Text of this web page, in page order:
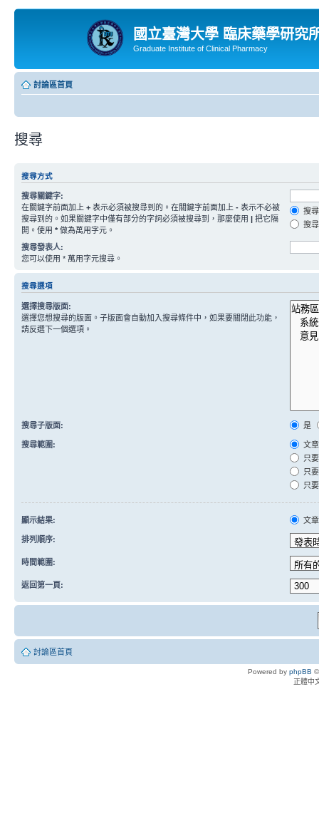
國立臺灣大學 臨床藥學研究
Graduate Institute of Clinical Pharmacy
討論區首頁
搜尋
搜尋方式
搜尋關鍵字:
在關鍵字前面加上 + 表示必須被搜尋到的。在關鍵字前面加上 - 表示不必被
搜尋到的。如果關鍵字中僅有部分的字詞必須被搜尋到，那麼使用 | 把它隔
開。使用 * 做為萬用字元。
搜
搜
搜尋發表人:
您可以使用 * 萬用字元搜尋。
搜尋選項
選擇搜尋版面:
選擇您想搜尋的版面。子版面會自動加入搜尋條件中，如果要關閉此功能，
請反選下一個選項。
搜尋子版面: 是
搜尋範圍:
文
只
只
只
顯示結果: 文章
排列順序:
時間範圍:
返回第一頁:
討論區首頁
Powered by phpBB
正體中